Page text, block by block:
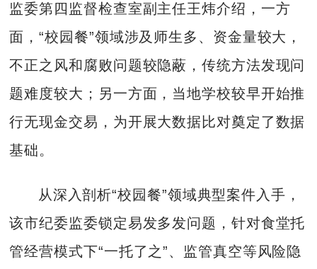
监委第四监督检查室副主任王炜介绍，一方
面，“校园餐”领域涉及师生多、资金量较大，
不正之风和腐败问题较隐蔽，传统方法发现问
题难度较大；另一方面，当地学校较早开始推
行无现金交易，为开展大数据比对奠定了数据
基础。
从深入剖析“校园餐”领域典型案件入手，
该市纪委监委锁定易发多发问题，针对食堂托
管经营模式下“一托了之”、监管真空等风险隐